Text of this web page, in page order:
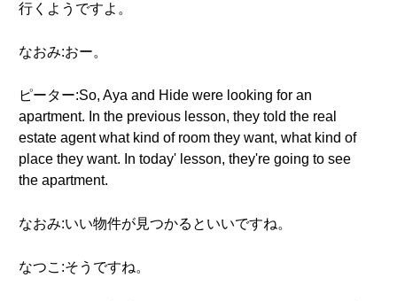
行くようですよ。
なおみ:おー。
ピーター:So, Aya and Hide were looking for an
apartment. In the previous lesson, they told the real
estate agent what kind of room they want, what kind of
place they want. In today' lesson, they're going to see
the apartment.
なおみ:いい物件が見つかるといいですね。
なつこ:そうですね。